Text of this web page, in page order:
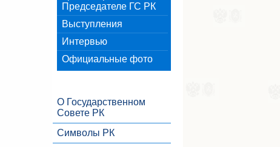
Председателе ГС РК
Выступления
Интервью
Официальные фото
О Государственном
Совете РК
Символы РК